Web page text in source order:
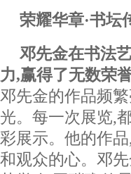
荣耀华章·书坛
邓先金在书法
力,赢得了无数荣
邓先金的作品频
光。每一次展览,
彩展示。他的作
和观众的心。邓